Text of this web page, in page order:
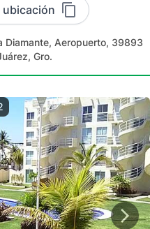
ubicación
Diamante, Aeropuerto, 39893
Gro.